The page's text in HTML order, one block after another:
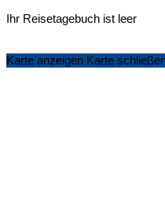
Ihr Reisetagebuch ist leer
Karte anzeigen Karte